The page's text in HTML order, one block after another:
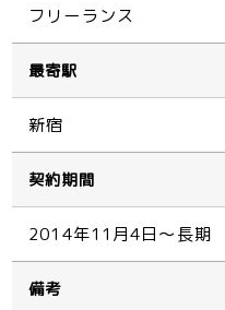
フリーランス
最寄駅
新宿
契約期間
2014年11月4日～長期
備考